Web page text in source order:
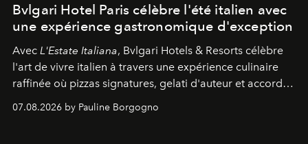
Bvlgari Hotel Paris célèbre l'été italien avec
une expérience gastronomique d'exception
Avec L'Estate Italiana, Bvlgari Hotels & Resorts célèbre
l'art de vivre italien à travers une expérience culinaire
raffinée où pizzas signatures, gelati d'auteur et accords
07.08.2026 by Pauline Borgogno